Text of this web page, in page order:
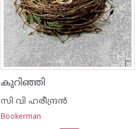
കുറിഞ്ഞി
സി വി ഹരീന്ദ്രന്‍
Bookerman